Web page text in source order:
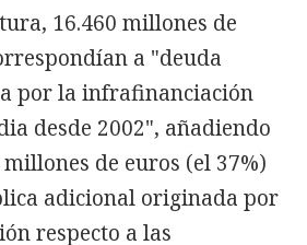
16.460 millones de
a "deuda
por la infrafinanciación
desde 2002", añadiendo
de euros (el 37%)
adicional originada por
respecto a las